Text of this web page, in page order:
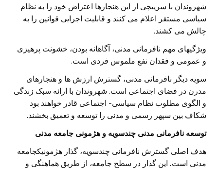
شهروندان با سرپیچی از این هنجارها اعتراض خود را به نظام
سیاسی مستقر اعلام می کنند و قابلیت اجرایی قوانین را به
چالش می کشند.
ویژگیهای مهم نافرمانی مدنی، آگاهانه بودن، خشونت پرهیزی
و عمومی و فقدان نفع ملموس فردی است.
سویه دیگر نافرمانی مدنی، گسترش ارزش ها و هنجارهای
مدرن در فضای اجتماعی است. شهروندان با ارائه سبک زندگی
و الگوی مطلوب نظام سیاسی- اجتماعی قادر خواهند بود
شکاف بین سپهر رسمی و مدنی را توسعه و تعمیق بخشند.
توسعه نافرمانی مدنی چندسویه و هژمونی جامعه مدنی
هدف اصلی گسترش نافرمانی چندسویه، گذار هژمونیکجامعه
مدنی است. این گذار در سطح جامعه، از طریق هماهنگی و